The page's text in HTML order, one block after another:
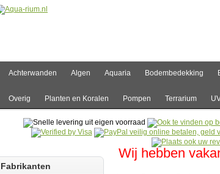
Achterwanden Algen Aquaria Bodembedekking
Overig Planten en Koralen Pompen Terrarium
Wij hebben
Fabrikanten